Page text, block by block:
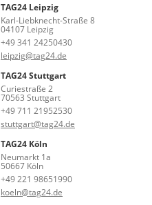
TAG24 Leipzig
Karl-Liebknecht-Straße 8
04107 Leipzig
+49 341 24250430
leipzig@tag24.de
TAG24 Stuttgart
Curiestraße 2
70563 Stuttgart
+49 711 21952530
stuttgart@tag24.de
TAG24 Köln
Neumarkt 1a
50667 Köln
+49 221 98651990
koeln@tag24.de